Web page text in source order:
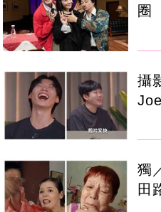
圈
攝
獨
田